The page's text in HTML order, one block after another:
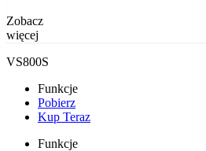
Zobacz
więcej
VS800S
Funkcje
Pobierz
Kup Teraz
Funkcje